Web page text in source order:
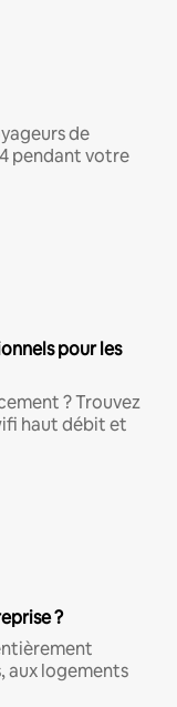
de
pendant votre
pour les
? Trouvez
haut débit et
?
aux logements